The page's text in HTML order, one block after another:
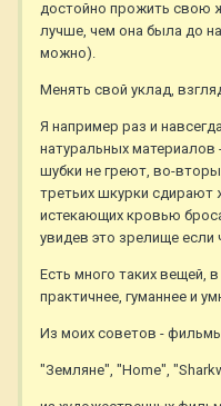
достойно прожить свою
лучше, чем она была до
можно).
Менять свой уклад,
Я например раз и
натуральных
шубки не греют, во-
третьих шкурки сдирают
истекающих кровью
увидев это зрелище если
Есть много таких
практичнее, гуманнее и
Из моих советов -
"Земляне", "Home",